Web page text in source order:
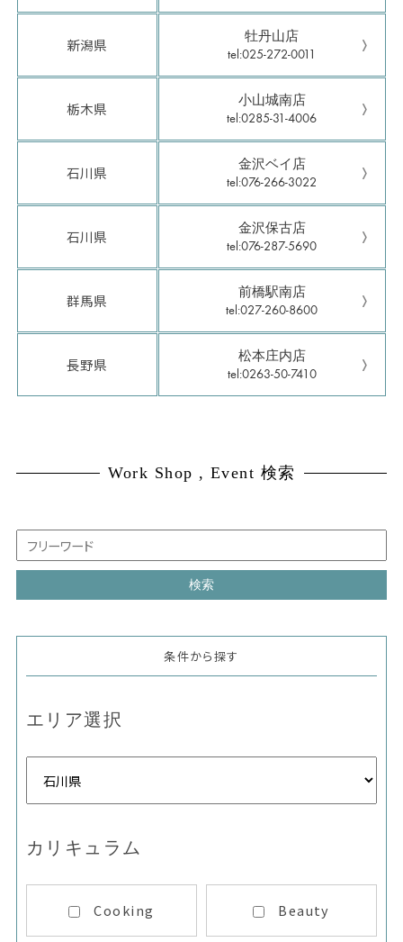
新潟県
牡丹山店
tel:025-272-0011
栃木県
小山城南店
tel:0285-31-4006
石川県
金沢ベイ店
tel:076-266-3022
石川県
金沢保古店
tel:076-287-5690
群馬県
前橋駅南店
tel:027-260-8600
長野県
松本庄内店
tel:0263-50-7410
Work Shop , Event 検索
条件から探す
エリア選択
カリキュラム
Cooking Beauty